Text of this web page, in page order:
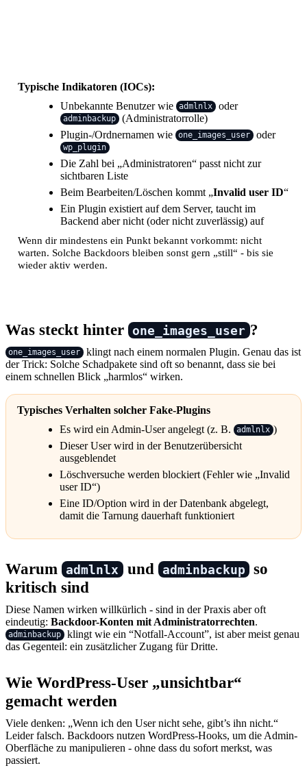
Typische Indikatoren (IOCs):
Unbekannte Benutzer wie admlnlx oder
adminbackup (Administratorrolle)
Plugin-/Ordnernamen wie one_images_user oder
wp_plugin
Die Zahl bei „Administratoren“ passt nicht zur
sichtbaren Liste
Beim Bearbeiten/Löschen kommt „Invalid user ID“
Ein Plugin existiert auf dem Server, taucht im
Backend aber nicht (oder nicht zuverlässig) auf
Wenn dir mindestens ein Punkt bekannt vorkommt: nicht
warten. Solche Backdoors bleiben sonst gern „still“ - bis sie
wieder aktiv werden.
Was steckt hinter one_images_user ?
one_images_user klingt nach einem normalen Plugin. Genau das ist
der Trick: Solche Schadpakete sind oft so benannt, dass sie bei
einem schnellen Blick „harmlos“ wirken.
Typisches Verhalten solcher Fake-Plugins
Es wird ein Admin-User angelegt (z. B.
admlnlx )
Dieser User wird in der Benutzerübersicht
ausgeblendet
Löschversuche werden blockiert (Fehler wie „Invalid
user ID“)
Eine ID/Option wird in der Datenbank abgelegt,
damit die Tarnung dauerhaft funktioniert
Warum admlnlx und adminbackup
so
kritisch sind
Diese Namen wirken willkürlich - sind in der Praxis aber oft
eindeutig: Backdoor-Konten mit Administratorrechten.
adminbackup klingt wie ein “Notfall-Account”, ist aber meist genau
das Gegenteil: ein zusätzlicher Zugang für Dritte.
Wie WordPress-User „unsichtbar“
gemacht werden
Viele denken: „Wenn ich den User nicht sehe, gibt’s ihn nicht.“
Leider falsch. Backdoors nutzen WordPress-Hooks, um die Admin-
Oberfläche zu manipulieren - ohne dass du sofort merkst, was
passiert.